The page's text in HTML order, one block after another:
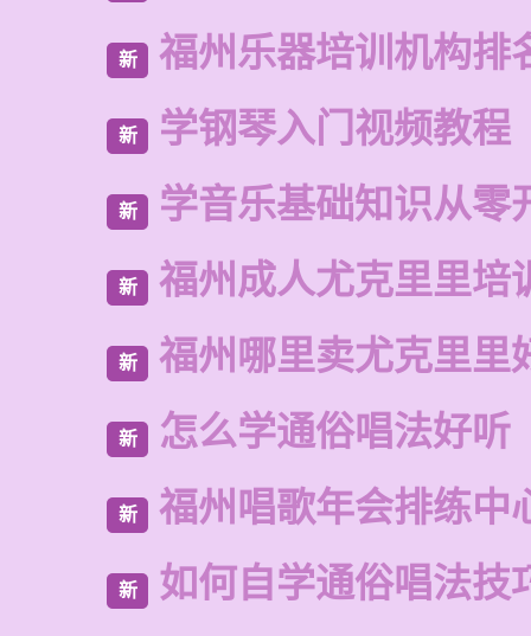
新 福州乐器培训机构排
新 学钢琴入门视频教程
新 学音乐基础知识从零
新 福州成人尤克里里培
新 福州哪里卖尤克里里
新 怎么学通俗唱法好听
新 福州唱歌年会排练中
新 如何自学通俗唱法技